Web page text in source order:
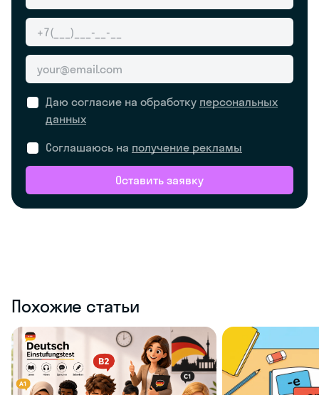
Даю согласие на обработку персональных
данных
Соглашаюсь на получение рекламы
Оставить заявку
Похожие статьи